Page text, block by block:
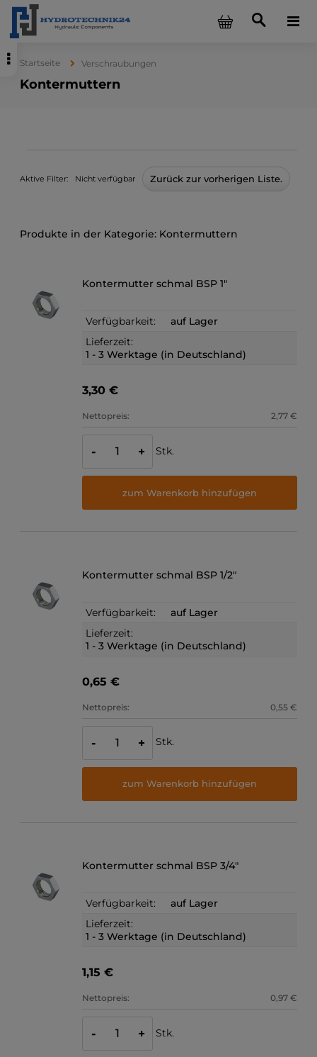
Startseite Verschraubungen
Kontermuttern
Aktive Filter: Nicht verfügbar Zurück zur vorherigen Liste.
Kontermuttern
Kontermutter schmal BSP 1"
Verfügbarkeit:
auf Lager
Lieferzeit:
1 - 3 Werktage (in Deutschland)
3,30 €
Nettopreis: 2,77 €
- + Stk.
zum Warenkorb hinzufügen
Kontermutter schmal BSP 1/2"
Verfügbarkeit:
auf Lager
Lieferzeit:
1 - 3 Werktage (in Deutschland)
0,65 €
Nettopreis: 0,55 €
- + Stk.
zum Warenkorb hinzufügen
Kontermutter schmal BSP 3/4"
Verfügbarkeit:
auf Lager
Lieferzeit:
1 - 3 Werktage (in Deutschland)
1,15 €
Nettopreis: 0,97 €
- + Stk.